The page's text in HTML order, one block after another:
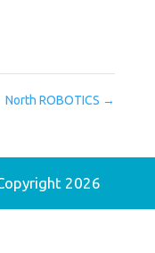
North ROBOTICS →
2026